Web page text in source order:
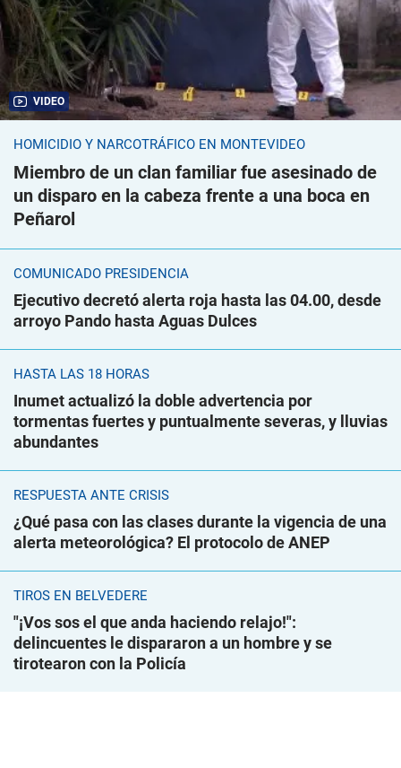
VIDEO
HOMICIDIO Y NARCOTRÁFICO EN MONTEVIDEO
Miembro de un clan familiar fue asesinado de
un disparo en la cabeza frente a una boca en
Peñarol
COMUNICADO PRESIDENCIA
Ejecutivo decretó alerta roja hasta las 04.00, desde
arroyo Pando hasta Aguas Dulces
HASTA LAS 18 HORAS
Inumet actualizó la doble advertencia por
tormentas fuertes y puntualmente severas, y lluvias
abundantes
RESPUESTA ANTE CRISIS
¿Qué pasa con las clases durante la vigencia de una
alerta meteorológica? El protocolo de ANEP
TIROS EN BELVEDERE
"¡Vos sos el que anda haciendo relajo!":
delincuentes le dispararon a un hombre y se
tirotearon con la Policía